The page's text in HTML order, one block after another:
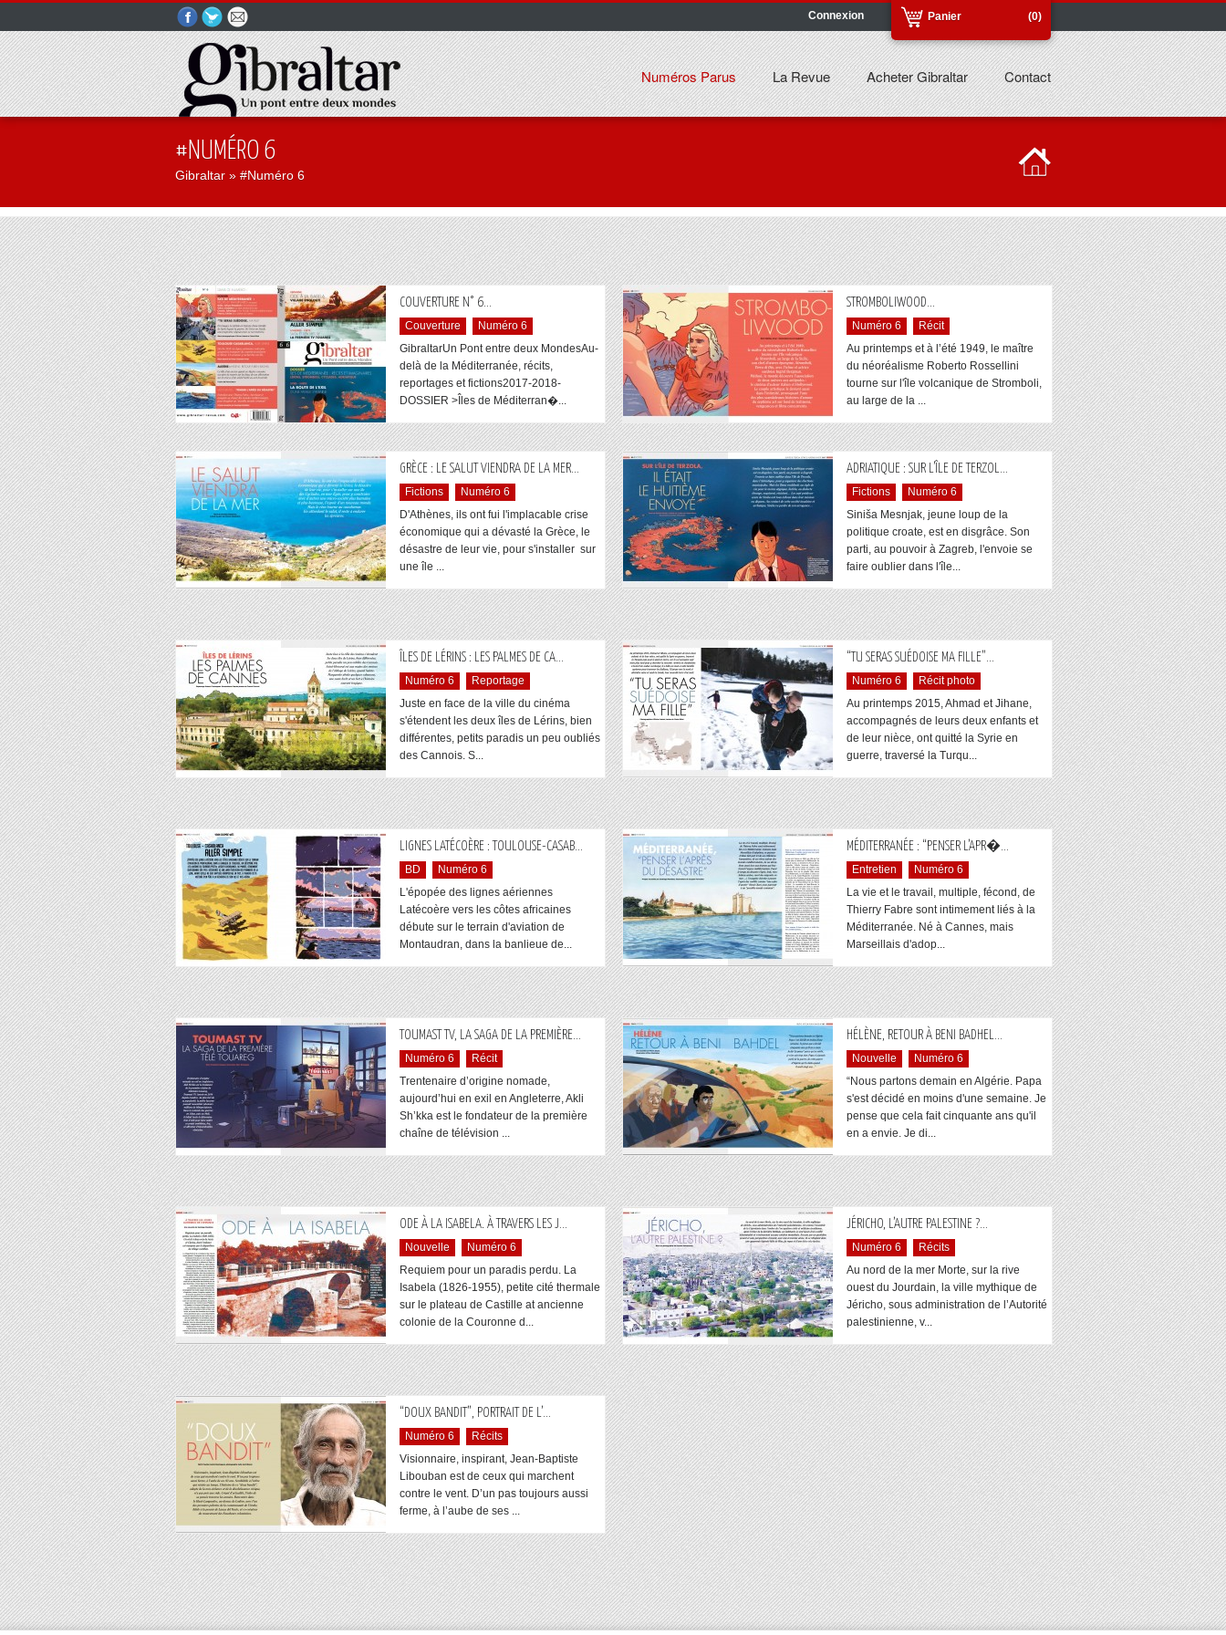
(0)
Panier
Connexion
Numéros Parus La Revue Acheter Gibraltar Contact
#NUMÉRO 6
Gibraltar » #Numéro 6
COUVERTURE N° 6...
Couverture
Numéro 6
GibraltarUn Pont entre deux MondesAu-
delà de la Méditerranée, récits,
reportages et fictions2017-2018-
DOSSIER >Îles de Méditerran�...
STROMBOLIWOOD...
Numéro 6
Récit
Au printemps et à l’été 1949, le maître
du néoréalisme Roberto Rossellini
tourne sur l'île volcanique de Stromboli,
au large de la ...
GRÈCE : LE SALUT VIENDRA DE LA MER...
Fictions
Numéro 6
D'Athènes, ils ont fui l'implacable crise
économique qui a dévasté la Grèce, le
désastre de leur vie, pour s'installer sur
une île ...
ADRIATIQUE : SUR L’ÎLE DE TERZOL...
Fictions
Numéro 6
Siniša Mesnjak, jeune loup de la
politique croate, est en disgrâce. Son
parti, au pouvoir à Zagreb, l'envoie se
faire oublier dans l'île...
ÎLES DE LÉRINS : LES PALMES DE CA...
Numéro 6
Reportage
Juste en face de la ville du cinéma
s'étendent les deux îles de Lérins, bien
différentes, petits paradis un peu oubliés
des Cannois. S...
“TU SERAS SUÉDOISE MA FILLE”...
Numéro 6
Récit photo
Au printemps 2015, Ahmad et Jihane,
accompagnés de leurs deux enfants et
de leur nièce, ont quitté la Syrie en
guerre, traversé la Turqu...
LIGNES LATÉCOÈRE : TOULOUSE-CASAB...
BD
Numéro 6
L'épopée des lignes aériennes
Latécoère vers les côtes africaines
débute sur le terrain d'aviation de
Montaudran, dans la banlieue de...
MÉDITERRANÉE : “PENSER L’APR�...
Entretien
Numéro 6
La vie et le travail, multiple, fécond, de
Thierry Fabre sont intimement liés à la
Méditerranée. Né à Cannes, mais
Marseillais d'adop...
TOUMAST TV, LA SAGA DE LA PREMIÈRE...
Numéro 6
Récit
Trentenaire d’origine nomade,
aujourd’hui en exil en Angleterre, Akli
Sh’kka est le fondateur de la première
chaîne de télévision ...
HÉLÈNE, RETOUR À BENI BADHEL...
Nouvelle
Numéro 6
“Nous partons demain en Algérie. Papa
s'est décidé en moins d'une semaine. Je
pense que cela fait cinquante ans qu'il
en a envie. Je di...
ODE À LA ISABELA. À TRAVERS LES J...
Nouvelle
Numéro 6
Requiem pour un paradis perdu. La
Isabela (1826-1955), petite cité thermale
sur le plateau de Castille at ancienne
colonie de la Couronne d...
JÉRICHO, L’AUTRE PALESTINE ?...
Numéro 6
Récits
Au nord de la mer Morte, sur la rive
ouest du Jourdain, la ville mythique de
Jéricho, sous administration de l’Autorité
palestinienne, v...
“DOUX BANDIT”, PORTRAIT DE L’...
Numéro 6
Récits
Visionnaire, inspirant, Jean-Baptiste
Libouban est de ceux qui marchent
contre le vent. D’un pas toujours aussi
ferme, à l’aube de ses ...